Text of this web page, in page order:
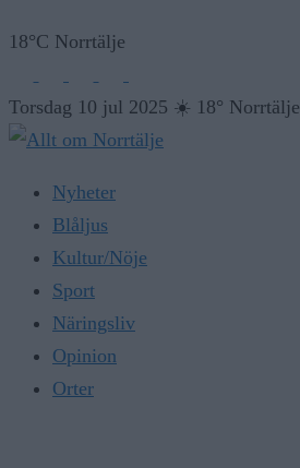
18°C Norrtälje
Torsdag 10 jul 2025 ☀️ 18° Norrtälje
Nyheter
Blåljus
Kultur/Nöje
Sport
Näringsliv
Opinion
Orter